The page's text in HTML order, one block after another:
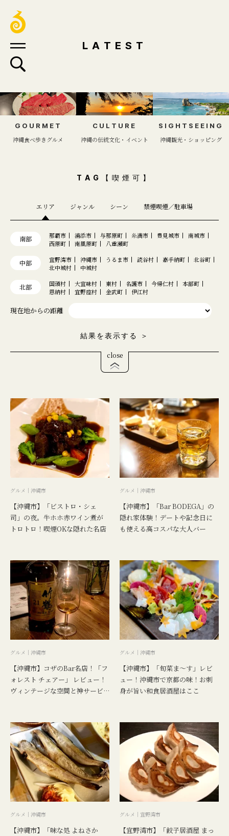
LATEST
GOURMET
沖縄食べ歩きグルメ
CULTURE
沖縄の伝統文化・イベント
SIGHTSEEING
沖縄観光・ショッピング
TAG【喫煙可】
エリア ジャンル シーン 禁煙喫煙／駐車場
南部 那覇市 浦添市 与那原町 糸満市 豊見城市
南城市
西原町
南風原町 八重瀬町
中部 宜野湾市 沖縄市 うるま市 読谷村 嘉手納町
北谷町
北中城村
中城村
北部 国頭村 大宜味村 東村 名護市 今帰仁村
本部町
恩納村
宜野座村 金武町 伊江村
現在地からの距離
結果を表示する ＞
close
グルメ｜沖縄市
【沖縄市】「ビストロ・シェ
司」の夜。牛ホホ赤ワイン煮が
トロトロ！喫煙OKな隠れた名店
グルメ｜沖縄市
【沖縄市】「Bar BODEGA」の
隠れ家体験！デートや記念日に
も使える高コスパな大人バー
グルメ｜沖縄市
【沖縄市】コザのBar名店！「フ
ォレスト チェアー」 レビュー！
ヴィンテージな空間と神サービ
グルメ｜沖縄市
【沖縄市】「旬菜ま〜す」レビ
ュー！沖縄市で京都の味！お刺
身が旨い和食居酒屋はここ
グルメ｜沖縄市
【沖縄市】「味な処 よねさか
グルメ｜宜野湾市
【宜野湾市】「餃子居酒屋 まっ